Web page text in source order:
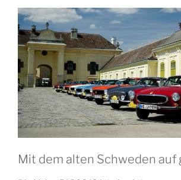
Mit dem alten Schweden auf